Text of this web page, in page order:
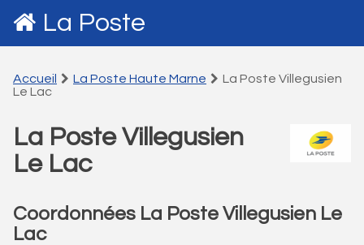
La Poste
Accueil La Poste Haute Marne
La Poste Villegusien
Le Lac
La Poste Villegusien
Le Lac
Coordonnées La Poste Villegusien Le
Lac